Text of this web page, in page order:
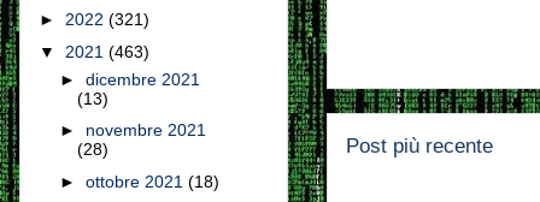
Post più recente
► 2022 (321)
▼ 2021 (463)
► dicembre 2021
(13)
► novembre 2021
(28)
► ottobre 2021 (18)